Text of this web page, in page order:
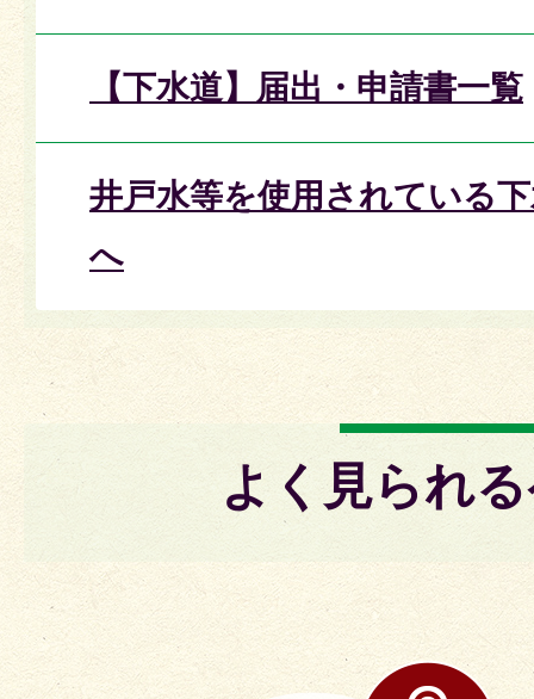
【下水道】届出・申請書一覧
井戸水等を使用されている
へ
よく見られ